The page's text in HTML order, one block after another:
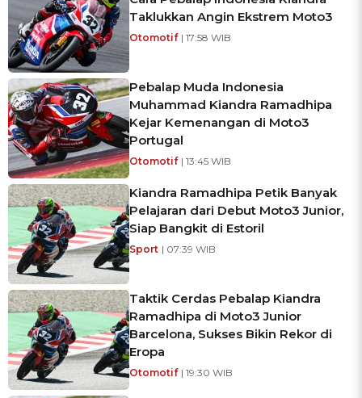
Taklukkan Angin Ekstrem Moto3
Otomotif | 17:58 WIB
Pebalap Muda Indonesia
Muhammad Kiandra Ramadhipa
Kejar Kemenangan di Moto3
Portugal
Otomotif | 13:45 WIB
Kiandra Ramadhipa Petik Banyak
Pelajaran dari Debut Moto3 Junior,
Siap Bangkit di Estoril
Sport | 07:39 WIB
Taktik Cerdas Pebalap Kiandra
Ramadhipa di Moto3 Junior
Barcelona, Sukses Bikin Rekor di
Eropa
Otomotif | 19:30 WIB